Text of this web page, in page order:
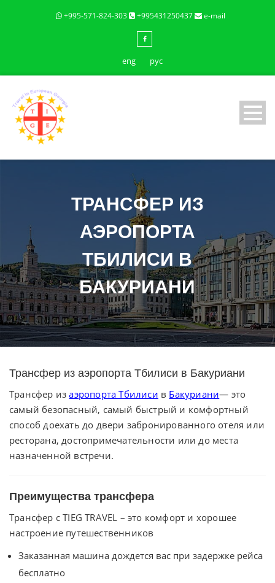
+995-571-824-303 +995431250437 e-mail
eng рус
ТРАНСФЕР ИЗ
АЭРОПОРТА
ТБИЛИСИ В
БАКУРИАНИ
Трансфер из аэропорта Тбилиси в Бакуриани
Трансфер изаэропорта Тбилиси в Бакуриани— это
самый безопасный, самый быстрый и комфортный
способ доехать до двери забронированного отеля или
ресторана, достопримечательности или до места
назначенной встречи.
Преимущества трансфера
Трансфер с TIEG TRAVEL – это комфорт и хорошее
настроение путешественников
Заказанная машина дождется вас при задержке рейса
бесплатно